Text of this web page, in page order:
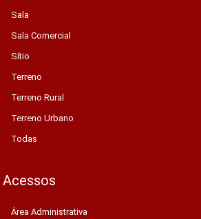
Sala
Sala Comercial
Sítio
Terreno
Terreno Rural
Terreno Urbano
Todas
Acessos
Área Administrativa